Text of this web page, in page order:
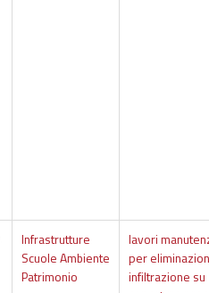
Infrastrutture
Scuole Ambiente
Patrimonio
lavori
per
infiltrazione su